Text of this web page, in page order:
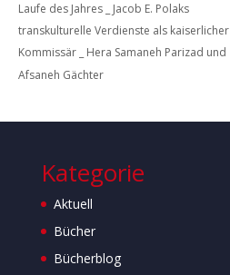
Laufe des Jahres _ Jacob E. Polaks
transkulturelle Verdienste als kaiserlicher
Kommissär _ Hera Samaneh Parizad und
Afsaneh Gächter
Kategorie
Aktuell
Bücher
Bücherblog